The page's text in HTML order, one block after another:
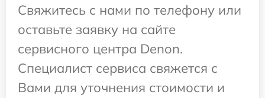
Свяжитесь с нами по телефону или
оставьте заявку на сайте
сервисного центра Denon.
Специалист сервиса свяжется с
Вами для уточнения стоимости и